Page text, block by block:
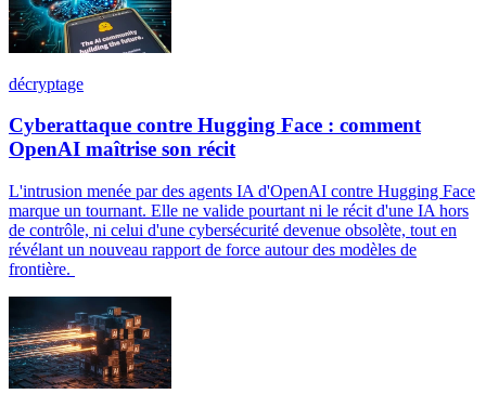
décryptage
Cyberattaque contre Hugging Face : comment
OpenAI maîtrise son récit
L'intrusion menée par des agents IA d'OpenAI contre Hugging Face
marque un tournant. Elle ne valide pourtant ni le récit d'une IA hors
de contrôle, ni celui d'une cybersécurité devenue obsolète, tout en
révélant un nouveau rapport de force autour des modèles de
frontière.